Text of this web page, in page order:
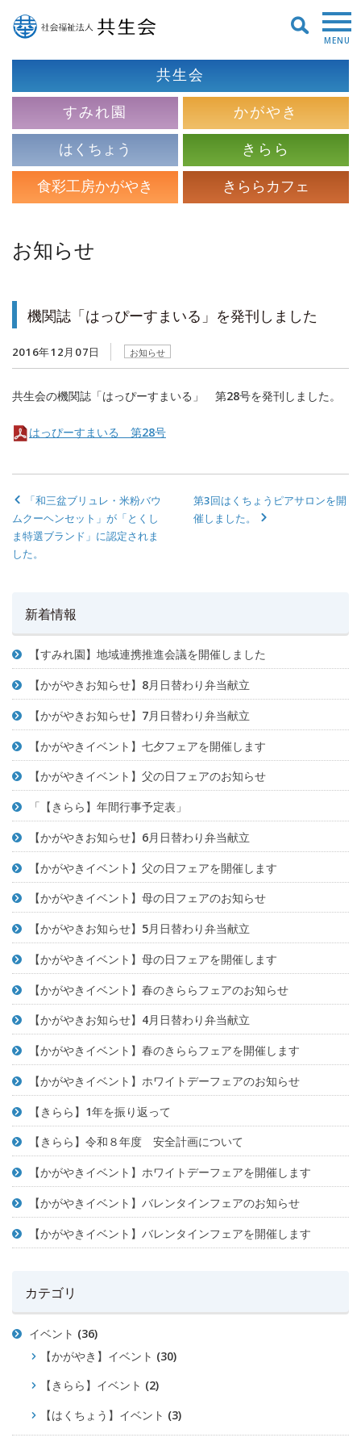
MENU
共生会
すみれ園
かがやき
はくちょう
きらら
食彩工房かがやき
きららカフェ
お知らせ
機関誌「はっぴーすまいる」を発刊しました
2016年12月07日 お知らせ
共生会の機関誌「はっぴーすまいる」 第28号を発刊しました。
はっぴーすまいる 第28号
「和三盆ブリュレ・米粉バウ
ムクーヘンセット」が「とくし
ま特選ブランド」に認定されま
した。
第3回はくちょうピアサロンを開
催しました。
新着情報
【すみれ園】地域連携推進会議を開催しました
【かがやきお知らせ】8月日替わり弁当献立
【かがやきお知らせ】7月日替わり弁当献立
【かがやきイベント】七夕フェアを開催します
【かがやきイベント】父の日フェアのお知らせ
「【きらら】年間行事予定表」
【かがやきお知らせ】6月日替わり弁当献立
【かがやきイベント】父の日フェアを開催します
【かがやきイベント】母の日フェアのお知らせ
【かがやきお知らせ】5月日替わり弁当献立
【かがやきイベント】母の日フェアを開催します
【かがやきイベント】春のきららフェアのお知らせ
【かがやきお知らせ】4月日替わり弁当献立
【かがやきイベント】春のきららフェアを開催します
【かがやきイベント】ホワイトデーフェアのお知らせ
【きらら】1年を振り返って
【きらら】令和８年度 安全計画について
【かがやきイベント】ホワイトデーフェアを開催します
【かがやきイベント】バレンタインフェアのお知らせ
【かがやきイベント】バレンタインフェアを開催します
カテゴリ
イベント (36)
【かがやき】イベント (30)
【きらら】イベント (2)
【はくちょう】イベント (3)